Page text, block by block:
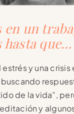
en un
hasta que…
y una crisis
de la vida”,
y